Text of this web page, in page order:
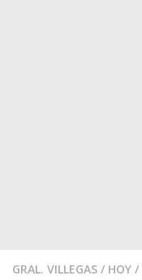
GRAL. VILLEGAS / HOY /